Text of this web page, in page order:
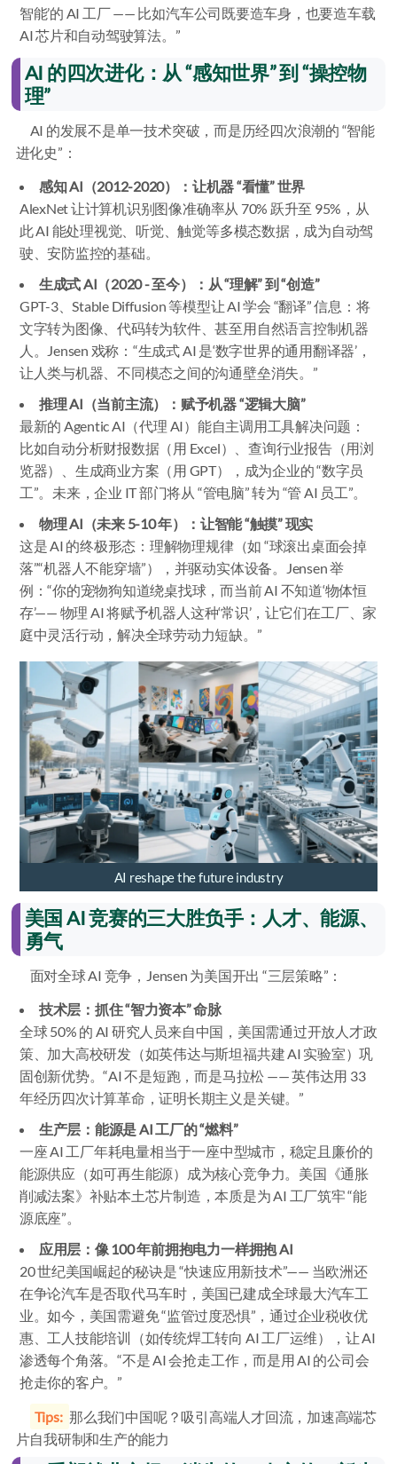
智能’的 AI 工厂 —— 比如汽车公司既要造车身，也要造车载
AI 芯片和自动驾驶算法。”
AI 的四次进化：从 “感知世界” 到 “操控物
理”
AI 的发展不是单一技术突破，而是历经四次浪潮的 “智能
进化史”：
感知 AI（2012-2020）：让机器 “看懂” 世界
AlexNet 让计算机识别图像准确率从 70% 跃升至 95%，从
此 AI 能处理视觉、听觉、触觉等多模态数据，成为自动驾
驶、安防监控的基础。
生成式 AI（2020 - 至今）：从 “理解” 到 “创造”
GPT-3、Stable Diffusion 等模型让 AI 学会 “翻译” 信息：将
文字转为图像、代码转为软件、甚至用自然语言控制机器
人。Jensen 戏称：“生成式 AI 是‘数字世界的通用翻译器’，
让人类与机器、不同模态之间的沟通壁垒消失。”
推理 AI（当前主流）：赋予机器 “逻辑大脑”
最新的 Agentic AI（代理 AI）能自主调用工具解决问题：
比如自动分析财报数据（用 Excel）、查询行业报告（用浏
览器）、生成商业方案（用 GPT），成为企业的 “数字员
工”。未来，企业 IT 部门将从 “管电脑” 转为 “管 AI 员工”。
物理 AI（未来 5-10 年）：让智能 “触摸” 现实
这是 AI 的终极形态：理解物理规律（如 “球滚出桌面会掉
落”“机器人不能穿墙”），并驱动实体设备。Jensen 举
例：“你的宠物狗知道绕桌找球，而当前 AI 不知道‘物体恒
存’—— 物理 AI 将赋予机器人这种‘常识’，让它们在工厂、家
庭中灵活行动，解决全球劳动力短缺。”
AI reshape the future industry
美国 AI 竞赛的三大胜负手：人才、能源、
勇气
面对全球 AI 竞争，Jensen 为美国开出 “三层策略”：
技术层：抓住 “智力资本” 命脉
全球 50% 的 AI 研究人员来自中国，美国需通过开放人才政
策、加大高校研发（如英伟达与斯坦福共建 AI 实验室）巩
固创新优势。“AI 不是短跑，而是马拉松 —— 英伟达用 33
年经历四次计算革命，证明长期主义是关键。”
生产层：能源是 AI 工厂的 “燃料”
一座 AI 工厂年耗电量相当于一座中型城市，稳定且廉价的
能源供应（如可再生能源）成为核心竞争力。美国《通胀
削减法案》补贴本土芯片制造，本质是为 AI 工厂筑牢 “能
源底座”。
应用层：像 100 年前拥抱电力一样拥抱 AI
20 世纪美国崛起的秘诀是 “快速应用新技术”—— 当欧洲还
在争论汽车是否取代马车时，美国已建成全球最大汽车工
业。如今，美国需避免 “监管过度恐惧”，通过企业税收优
惠、工人技能培训（如传统焊工转向 AI 工厂运维），让 AI
渗透每个角落。“不是 AI 会抢走工作，而是用 AI 的公司会
抢走你的客户。”
Tips: 那么我们中国呢？吸引高端人才回流，加速高端芯
片自我研制和生产的能力